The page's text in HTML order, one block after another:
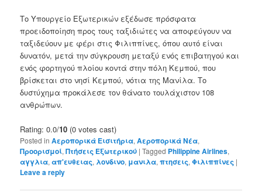
Το Υπουργείο Εξωτερικών εξέδωσε πρόσφατα
προειδοποίηση προς τους ταξιδιώτες να αποφεύγουν να
ταξιδεύουν με φέρι στις Φιλιππίνες, όπου αυτό είναι
δυνατόν, μετά την σύγκρουση μεταξύ ενός επιβατηγού και
ενός φορτηγού πλοίου κοντά στην πόλη Κεμπού, που
βρίσκεται στο νησί Κεμπού, νότια της Μανίλα. Το
δυστύχημα προκάλεσε τον θάνατο τουλάχιστον 108
ανθρώπων.
Rating: 0.0/10 (0 votes cast)
Posted in Αεροπορικά Εισιτήρια,Αεροπορικά Νέα,
Προορισμοί,Πτήσεις Εξωτερικού |Tagged Philippine Airlines,
αγγλια,απ'ευθειας, λονδινο, μανιλα,πτησεις,Φιλιππίνες |
Leave a reply